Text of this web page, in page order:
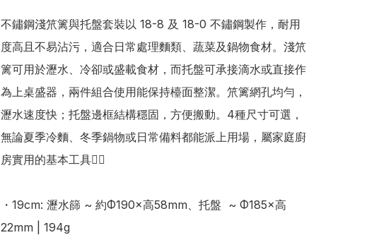
不鏽鋼淺笊篱與托盤套裝以 18-8 及 18-0 不鏽鋼製作，耐用
度高且不易沾污，適合日常處理麵類、蔬菜及鍋物食材。淺笊
篱可用於瀝水、冷卻或盛載食材，而托盤可承接滴水或直接作
為上桌盛器，兩件組合使用能保持檯面整潔。笊篱網孔均勻，
瀝水速度快；托盤邊框結構穩固，方便搬動。4種尺寸可選，
無論夏季冷麵、冬季鍋物或日常備料都能派上用場，屬家庭廚
房實用的基本工具👍🏻
・19cm: 瀝水篩 ~ 約Φ190×高58mm、托盤  ~ Φ185×高
22mm | 194g